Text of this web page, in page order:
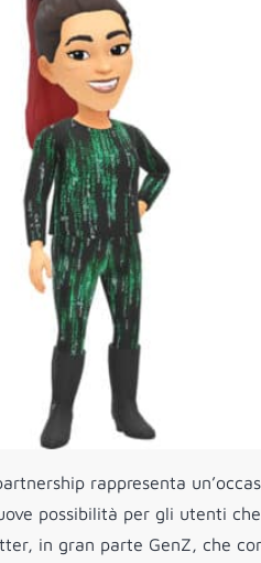
rappresenta
possibilità per gli utenti
in gran parte GenZ, che